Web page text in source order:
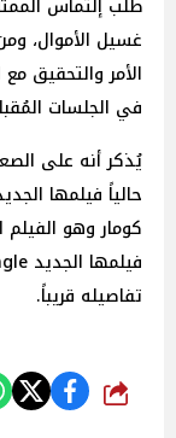
طلب إلتماس
غسيل الأموال،
الأمر والتحقيق
في الجلسات
يُذكر أنه على
كومار وهو الفيلم
تفاصيله قريباً.
شارك